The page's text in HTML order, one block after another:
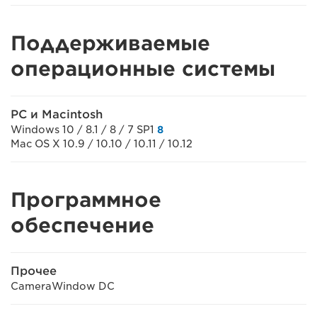
Поддерживаемые
операционные системы
PC и Macintosh
Windows 10 / 8.1 / 8 / 7 SP1 8
Mac OS X 10.9 / 10.10 / 10.11 / 10.12
Программное
обеспечение
Прочее
CameraWindow DC